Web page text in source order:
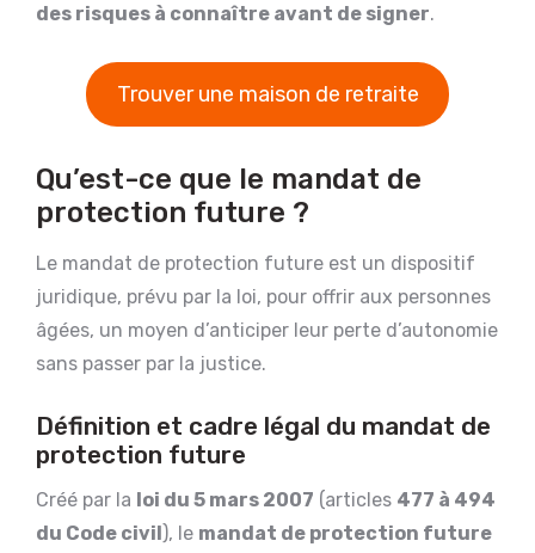
des risques à connaître avant de signer.
Trouver une maison de retraite
Qu’est-ce que le mandat de
protection future ?
Le mandat de protection future est un dispositif
juridique, prévu par la loi, pour offrir aux personnes
âgées, un moyen d’anticiper leur perte d’autonomie
sans passer par la justice.
Définition et cadre légal du mandat de
protection future
Créé par la loi du 5 mars 2007 (articles 477 à 494
du Code civil), le mandat de protection future